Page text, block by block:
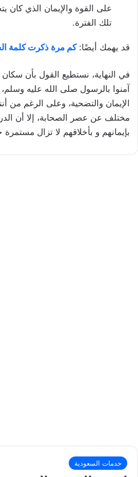
على القوة والإيمان الذي كان
تلك الفترة.
قد يهمك أيضًا:كم مرة ذكرت كلمة
في النهاية، نستطيع القول بأن سكان
آمنوا بالرسول صلى الله عليه وسلم،
الإيمان والتضحية، وعلى الرغم من
مختلف عن عصر الصحابة، إلا أن
بإيمانهم و بأخلاقهم لا تزال مستمرة